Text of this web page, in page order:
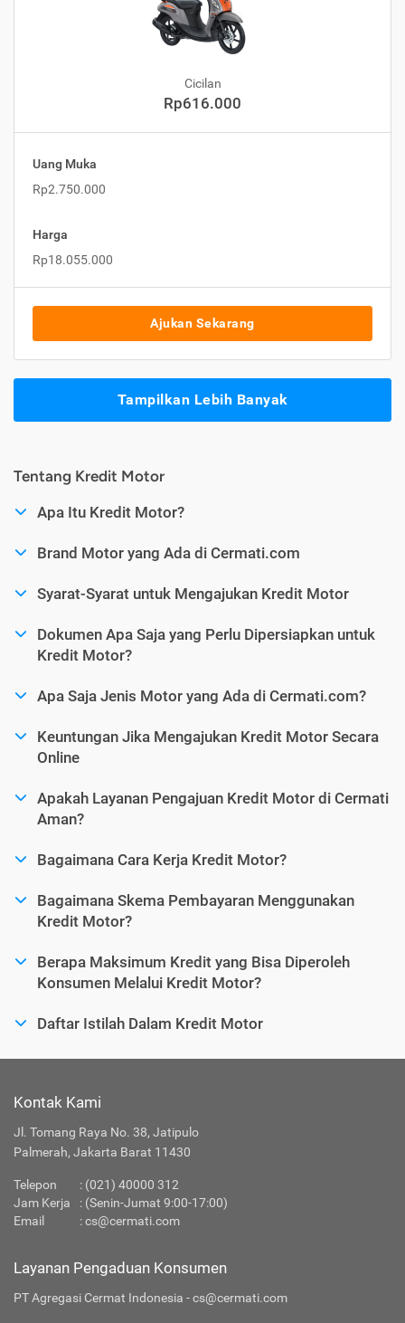
Cicilan
Rp616.000
Uang Muka
Rp2.750.000
Harga
Rp18.055.000
Ajukan Sekarang
Tampilkan Lebih Banyak
Tentang Kredit Motor
Apa Itu Kredit Motor?
Brand Motor yang Ada di Cermati.com
Syarat-Syarat untuk Mengajukan Kredit Motor
Dokumen Apa Saja yang Perlu Dipersiapkan untuk
Kredit Motor?
Apa Saja Jenis Motor yang Ada di Cermati.com?
Keuntungan Jika Mengajukan Kredit Motor Secara
Online
Apakah Layanan Pengajuan Kredit Motor di Cermati
Aman?
Bagaimana Cara Kerja Kredit Motor?
Bagaimana Skema Pembayaran Menggunakan
Kredit Motor?
Berapa Maksimum Kredit yang Bisa Diperoleh
Konsumen Melalui Kredit Motor?
Daftar Istilah Dalam Kredit Motor
Kontak Kami
Jl. Tomang Raya No. 38, Jatipulo
Palmerah, Jakarta Barat 11430
Telepon : (021) 40000 312
Jam Kerja
: (Senin-Jumat 9:00-17:00)
Email
:cs@cermati.com
Layanan Pengaduan Konsumen
PT Agregasi Cermat Indonesia - cs@cermati.com